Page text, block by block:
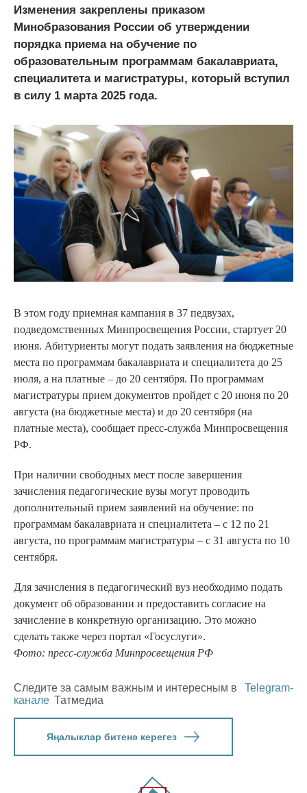
Изменения закреплены приказом
Минобразования России об утверждении
порядка приема на обучение по
образовательным программам бакалавриата,
специалитета и магистратуры, который вступил
в силу 1 марта 2025 года.
В этом году приемная кампания в 37 педвузах,
подведомственных Минпросвещения России, стартует 20
июня. Абитуриенты могут подать заявления на бюджетные
места по программам бакалавриата и специалитета до 25
июля, а на платные – до 20 сентября. По программам
магистратуры прием документов пройдет с 20 июня по 20
августа (на бюджетные места) и до 20 сентября (на
платные места), сообщает пресс-служба Минпросвещения
РФ.
При наличии свободных мест после завершения
зачисления педагогические вузы могут проводить
дополнительный прием заявлений на обучение: по
программам бакалавриата и специалитета – с 12 по 21
августа, по программам магистратуры – с 31 августа по 10
сентября.
Для зачисления в педагогический вуз необходимо подать
документ об образовании и предоставить согласие на
зачисление в конкретную организацию. Это можно
сделать также через портал «Госуслуги».
Фото: пресс-служба Минпросвещения РФ
Следите за самым важным и интересным в
Telegram-
канале Татмедиа
Яңалыклар битенә керегез